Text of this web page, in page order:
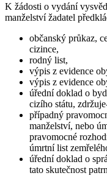
K žádosti o vydání
manželství žadatel
občanský průkaz,
cizince,
rodný list,
výpis z evidence
výpis z evidence
úřední doklad o
cizího státu,
případný
manželství, nebo
pravomocné
úmrtní list
úřední doklad o
tato skutečnost